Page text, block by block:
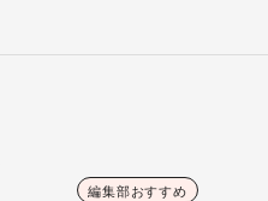
編集部おすすめ